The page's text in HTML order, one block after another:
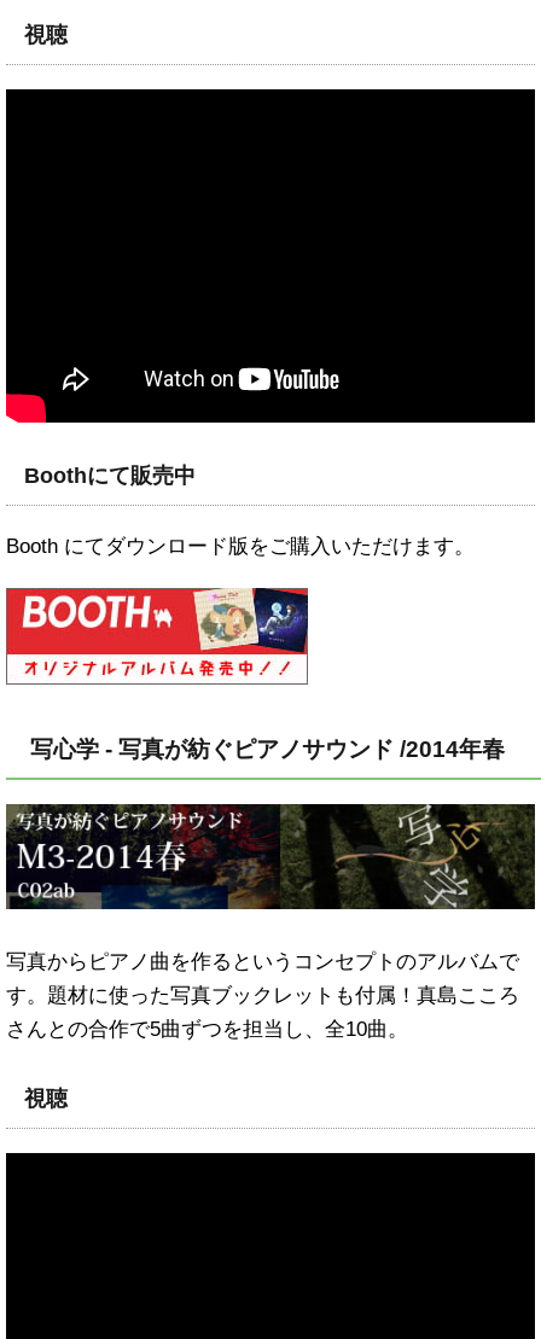
視聴
Boothにて販売中
Booth にてダウンロード版をご購入いただけます。
写心学 - 写真が紡ぐピアノサウンド /2014年春
写真からピアノ曲を作るというコンセプトのアルバムで
す。題材に使った写真ブックレットも付属！真島こころ
さんとの合作で5曲ずつを担当し、全10曲。
視聴